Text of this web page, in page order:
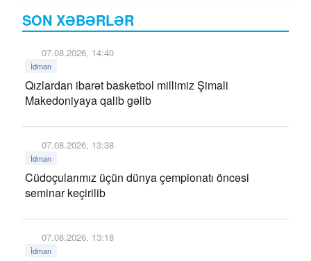
SON XƏBƏRLƏR
07.08.2026, 14:40
İdman
Qızlardan ibarət basketbol millimiz Şimali
Makedoniyaya qalib gəlib
07.08.2026, 13:38
İdman
Cüdoçularımız üçün dünya çempionatı öncəsi
seminar keçirilib
07.08.2026, 13:18
İdman